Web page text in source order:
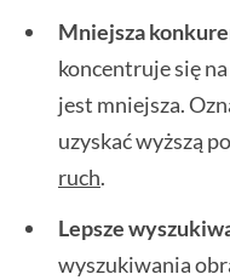
Mniejsza
koncentruje się
jest mniejsza.
uzyskać wyższą
ruch.
Lepsze
wyszukiwania